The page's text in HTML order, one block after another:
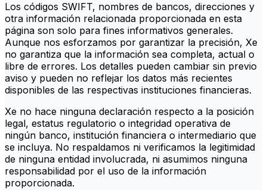
Los códigos SWIFT, nombres de bancos, direcciones y
otra información relacionada proporcionada en esta
página son solo para fines informativos generales.
Aunque nos esforzamos por garantizar la precisión, Xe
no garantiza que la información sea completa, actual o
libre de errores. Los detalles pueden cambiar sin previo
aviso y pueden no reflejar los datos más recientes
disponibles de las respectivas instituciones financieras.
Xe no hace ninguna declaración respecto a la posición
legal, estatus regulatorio o integridad operativa de
ningún banco, institución financiera o intermediario que
se incluya. No respaldamos ni verificamos la legitimidad
de ninguna entidad involucrada, ni asumimos ninguna
responsabilidad por el uso de la información
proporcionada.